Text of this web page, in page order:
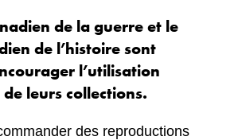
de la guerre et le
de l’histoire sont
l’utilisation
leurs collections.
des reproductions